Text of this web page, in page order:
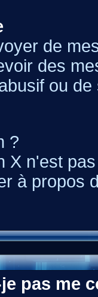
de
des
ou
?
X n'est
à propos
pas me